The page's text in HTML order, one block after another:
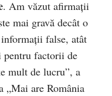
. Am văzut afirmaţii
mai gravă decât o
false, atât
pentru factorii de
mult de lucru”, a
„Mai are România